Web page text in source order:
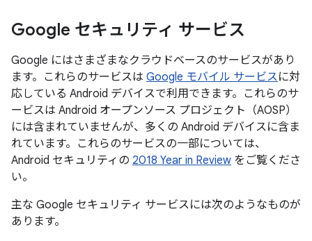
Google セキュリティ サービス
Google にはさまざまなクラウドベースのサービスがあり
ます。これらのサービスは Google モバイル サービスに対
応している Android デバイスで利用できます。これらのサ
ービスは Android オープンソース プロジェクト（AOSP）
には含まれていませんが、多くの Android デバイスに含ま
れています。これらのサービスの一部については、
Android セキュリティの 2018 Year in Review をご覧くださ
い。
主な Google セキュリティ サービスには次のようなものが
あります。